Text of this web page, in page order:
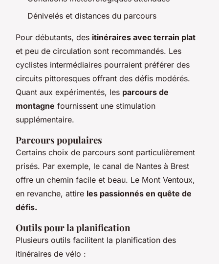
Dénivelés et distances du parcours
Pour débutants, des itinéraires avec terrain plat
et peu de circulation sont recommandés. Les
cyclistes intermédiaires pourraient préférer des
circuits pittoresques offrant des défis modérés.
Quant aux expérimentés, les parcours de
montagne fournissent une stimulation
supplémentaire.
Parcours populaires
Certains choix de parcours sont particulièrement
prisés. Par exemple, le canal de Nantes à Brest
offre un chemin facile et beau. Le Mont Ventoux,
en revanche, attire les passionnés en quête de
défis.
Outils pour la planification
Plusieurs outils facilitent la planification des
itinéraires de vélo :